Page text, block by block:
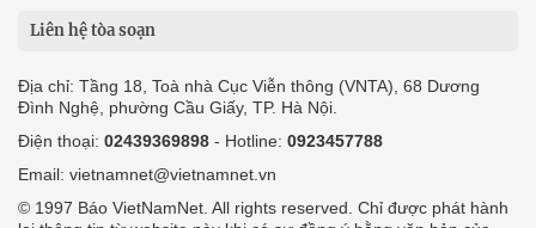
Liên hệ tòa soạn
Địa chỉ: Tầng 18, Toà nhà Cục Viễn thông (VNTA), 68 Dương
Đình Nghệ, phường Cầu Giấy, TP. Hà Nội.
Điện thoại: 02439369898 - Hotline: 0923457788
Email: vietnamnet@vietnamnet.vn
© 1997 Báo VietNamNet. All rights reserved. Chỉ được phát hành